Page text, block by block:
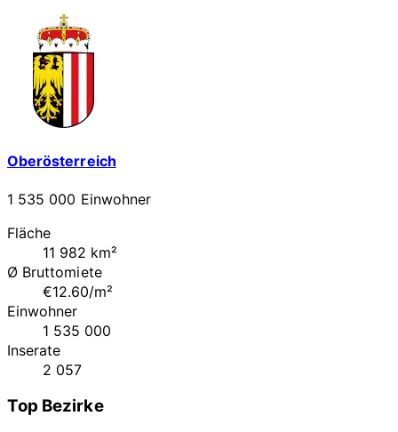
Oberösterreich
1 535 000 Einwohner
Fläche
11 982 km²
Ø Bruttomiete
€12.60/m²
Einwohner
1 535 000
Inserate
2 057
Top Bezirke